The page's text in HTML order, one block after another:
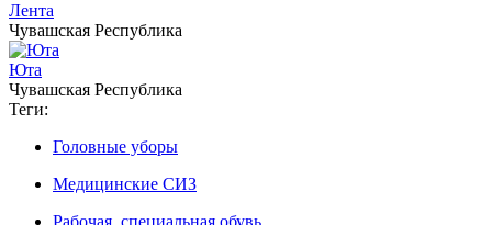
Лента
Чувашская Республика
Юта
Чувашская Республика
Теги:
Головные уборы
Медицинские СИЗ